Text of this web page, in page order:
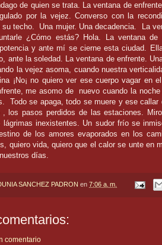
de quien se trata. La ventana de
por la vejez. Converso con la
su techo.
Una mujer. Una decadencia.
La
¿Cómo estás? Hola. La ventana
y ante mí se cierne esta ciudad.
ante la soledad. La ventana de enfrente.
la vejez asoma, cuando nuestra
¡No¡ no quiero ver ese cuerpo vagar en
me asomo de
nuevo cuando la
Todo se apaga, todo se muere y ese callar
, los pasos perdidos de las estaciones.
lágrimas inexistentes. Un sudor frío se
de los amores evaporados en los
quiero vida, quiero que el calor se unte en
días.
SANCHEZ PADRON en 7:06 a. m.
comentario